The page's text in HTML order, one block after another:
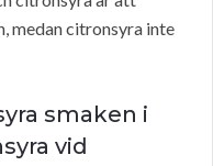
medan citronsyra inte
smaken i
vid